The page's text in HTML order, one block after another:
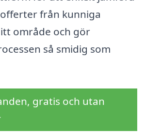
från kunniga
område och gör
så smidig som
gratis och utan